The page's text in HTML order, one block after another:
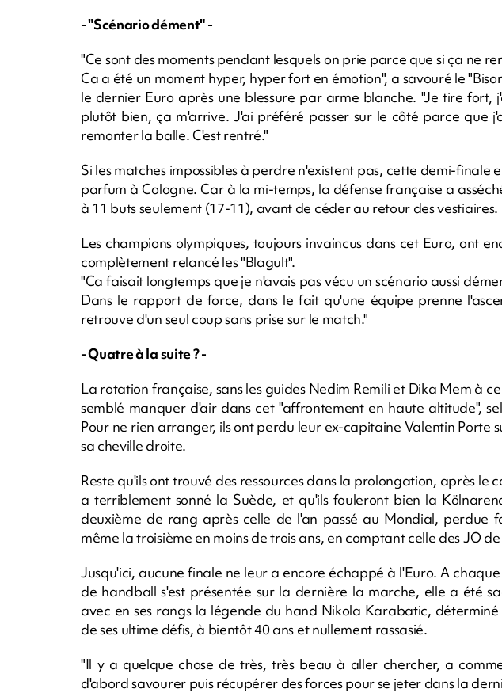
- "Scénario dément" -
"Ce sont des moments pendant lesquels on prie parce que si ça ne
Ca a été un moment hyper, hyper fort en émotion", a savouré le
le dernier Euro après une blessure par arme blanche. "Je tire fort,
plutôt bien, ça m'arrive. J'ai préféré passer sur le côté parce que
remonter la balle. C'est rentré."
Si les matches impossibles à perdre n'existent pas, cette demi-finale
parfum à Cologne. Car à la mi-temps, la défense française a
à 11 buts seulement (17-11), avant de céder au retour des vestiaires.
Les champions olympiques, toujours invaincus dans cet Euro, ont
complètement relancé les "Blagult".
"Ca faisait longtemps que je n'avais pas vécu un scénario aussi
Dans le rapport de force, dans le fait qu'une équipe prenne
retrouve d'un seul coup sans prise sur le match."
- Quatre à la suite ? -
La rotation française, sans les guides Nedim Remili et Dika Mem à
semblé manquer d'air dans cet "affrontement en haute altitude",
Pour ne rien arranger, ils ont perdu leur ex-capitaine Valentin Porte
sa cheville droite.
Reste qu'ils ont trouvé des ressources dans la prolongation, après le
a terriblement sonné la Suède, et qu'ils fouleront bien la
deuxième de rang après celle de l'an passé au Mondial, perdue
même la troisième en moins de trois ans, en comptant celle des JO de
Jusqu'ici, aucune finale ne leur a encore échappé à l'Euro. A
de handball s'est présentée sur la dernière la marche, elle a été
avec en ses rangs la légende du hand Nikola Karabatic,
de ses ultime défis, à bientôt 40 ans et nullement rassasié.
"Il y a quelque chose de très, très beau à aller chercher, a
d'abord savourer puis récupérer des forces pour se jeter dans la